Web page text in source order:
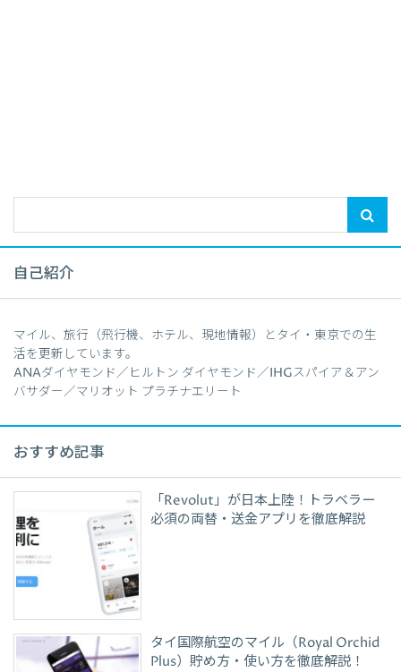
自己紹介
マイル、旅行（飛行機、ホテル、現地情報）とタイ・東京での生
活を更新しています。
ANAダイヤモンド／ヒルトン ダイヤモンド／IHGスパイア＆アン
バサダー／マリオット プラチナエリート
おすすめ記事
「Revolut」が日本上陸！トラベラー
必須の両替・送金アプリを徹底解説
タイ国際航空のマイル（Royal Orchid
Plus）貯め方・使い方を徹底解説！